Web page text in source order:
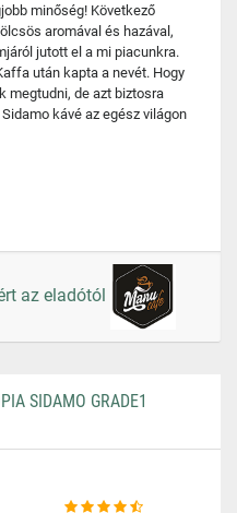
minőség! Következő
aromával és hazával,
jutott el a mi piacunkra.
után kapta a nevét. Hogy
megtudni, de azt biztosra
kávé az egész világon
az eladótól
SIDAMO GRADE1